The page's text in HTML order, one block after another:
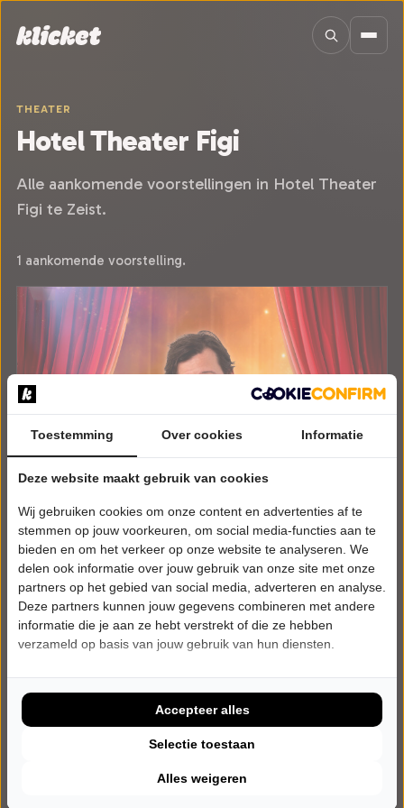
THEATER
Hotel Theater Figi
Alle aankomende voorstellingen in Hotel Theater
Figi te Zeist.
1 aankomende voorstelling.
ZATERDAG 30 JANUARI 2027 • 19:00 UUR
Tickets
Toestemming Over cookies Informatie
Deze website maakt gebruik van cookies
Wij gebruiken cookies om onze content en advertenties af te
stemmen op jouw voorkeuren, om social media-functies aan te
bieden en om het verkeer op onze website te analyseren. We
delen ook informatie over jouw gebruik van onze site met onze
partners op het gebied van social media, adverteren en analyse.
Deze partners kunnen jouw gegevens combineren met andere
informatie die je aan ze hebt verstrekt of die ze hebben
verzameld op basis van jouw gebruik van hun diensten.
Alles weigeren
Selectie toestaan
Accepteer alles